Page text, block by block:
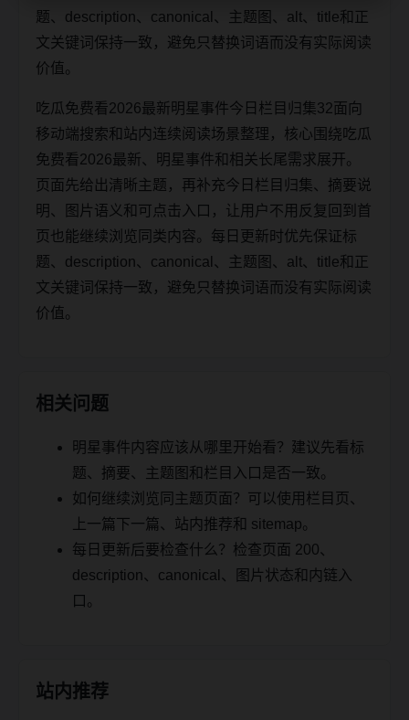
题、description、canonical、主题图、alt、title和正
文关键词保持一致，避免只替换词语而没有实际阅读
价值。
吃瓜免费看2026最新明星事件今日栏目归集32面向
移动端搜索和站内连续阅读场景整理，核心围绕吃瓜
免费看2026最新、明星事件和相关长尾需求展开。
页面先给出清晰主题，再补充今日栏目归集、摘要说
明、图片语义和可点击入口，让用户不用反复回到首
页也能继续浏览同类内容。每日更新时优先保证标
题、description、canonical、主题图、alt、title和正
文关键词保持一致，避免只替换词语而没有实际阅读
价值。
相关问题
明星事件内容应该从哪里开始看？建议先看标
题、摘要、主题图和栏目入口是否一致。
如何继续浏览同主题页面？可以使用栏目页、
上一篇下一篇、站内推荐和 sitemap。
每日更新后要检查什么？检查页面 200、
description、canonical、图片状态和内链入
口。
站内推荐